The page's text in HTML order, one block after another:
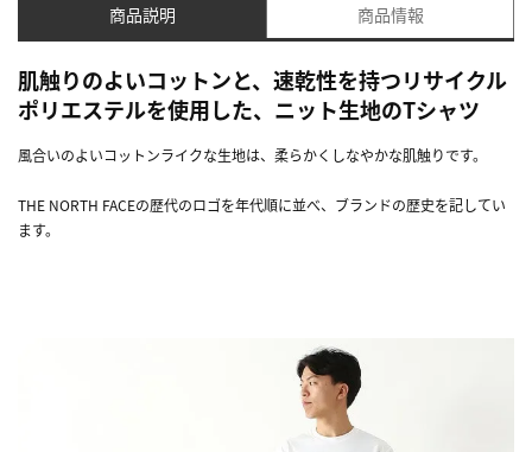
商品説明 商品情報
肌触りのよいコットンと、速乾性を持つリサイクル
ポリエステルを使用した、ニット生地のTシャツ
風合いのよいコットンライクな生地は、柔らかくしなやかな肌触りです。
THE NORTH FACEの歴代のロゴを年代順に並べ、ブランドの歴史を記してい
ます。